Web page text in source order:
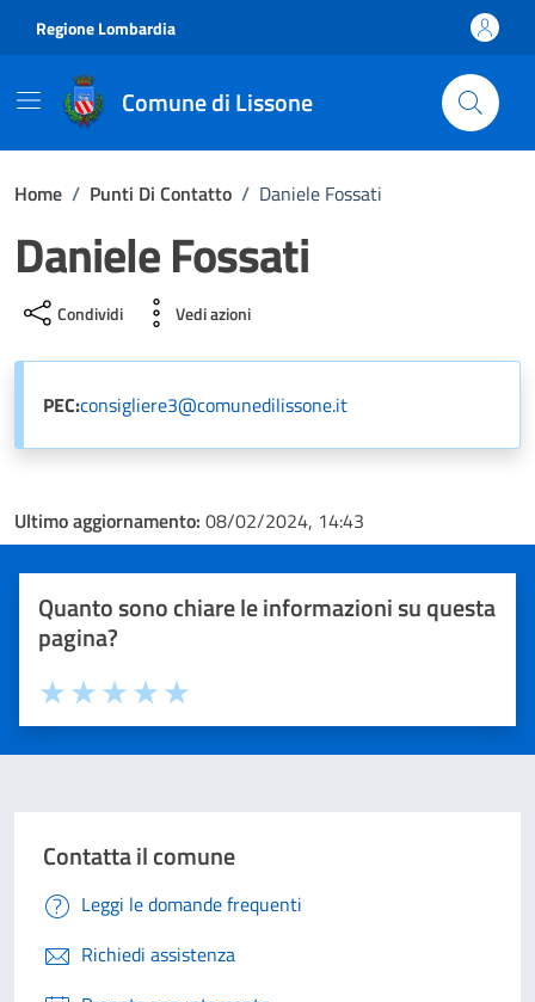
Regione Lombardia
Comune di Lissone
Home / Punti Di Contatto / Daniele Fossati
Daniele Fossati
Condividi Vedi azioni
PEC:consigliere3@comunedilissone.it
Ultimo aggiornamento: 08/02/2024, 14:43
Quanto sono chiare le informazioni su questa
pagina?
Valuta 5 stelle su 5
Valuta 4 stelle su 5
Valuta 3 stelle su 5
Valuta 2 stelle su 5
Valuta 1 stelle su 5
Contatta il comune
Leggi le domande frequenti
Richiedi assistenza